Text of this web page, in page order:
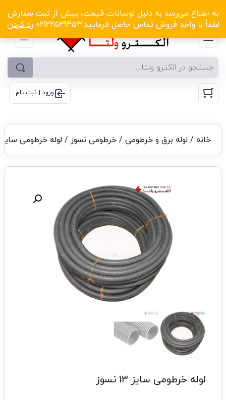
به اطلاع می‌رسد به دلیل نوسانات قیمت، پیش از ثبت سفارش
لطفاً با واحد فروش تماس حاصل فرمایید.02122529453
رد کردن
الکترو ولتا با تخفیف‌های شگفت‌انگیز! کلیک کنید
ورود | ثبت نام
خانه / لوله برق و خرطومی/ خرطومی نسوز / لوله خرطومی سایز 13
لوله خرطومی سایز 13 نسوز